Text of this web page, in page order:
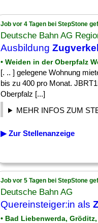
Job vor 4 Tagen bei StepStone
Deutsche Bahn AG
Ausbildung
• Weiden in der Oberpfalz
[. .. ] gelegene Wohnung
bis zu 400 pro Monat.
Oberpfalz [...]
MEHR INFOS ZUM
▶ Zur Stellenanzeige
Job vor 5 Tagen bei StepStone
Deutsche Bahn AG
Quereinsteiger:in als
• Bad Liebenwerda,